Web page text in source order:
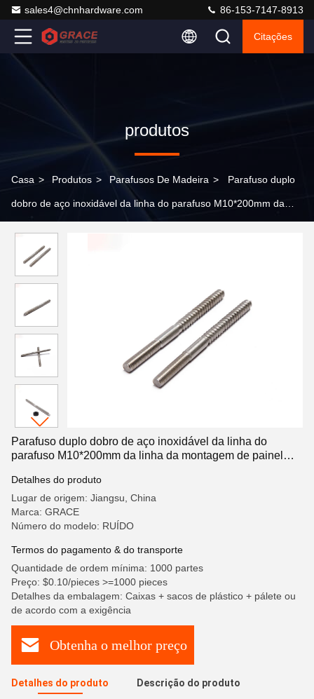
sales4@chnhardware.com 86-153-7147-8913
Citações
produtos
Casa > Produtos > Parafusos De Madeira > Parafuso duplo
dobro de aço inoxidável da linha do parafuso M10*200mm da
Parafuso duplo dobro de aço inoxidável da linha do
parafuso M10*200mm da linha da montagem de painel
Detalhes do produto
Lugar de origem: Jiangsu, China
Marca: GRACE
Número do modelo: RUÍDO
Termos do pagamento & do transporte
Quantidade de ordem mínima: 1000 partes
Preço: $0.10/pieces >=1000 pieces
Detalhes da embalagem: Caixas + sacos de plástico + pálete ou
de acordo com a exigência
Obtenha o melhor preço
Detalhes do produto Descrição do produto